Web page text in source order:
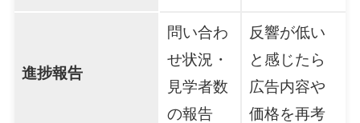
進捗報告
問い合わ
せ状況・
見学者数
の報告
反響が低い
と感じたら
広告内容や
価格を再考